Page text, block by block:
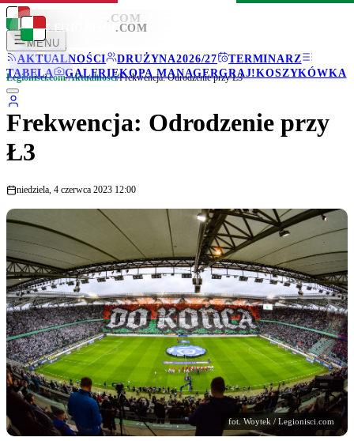
LEGIONISCI .COM
MENU
AKTUALNOŚCI
DRUŻYNA2026/27
TERMINARZ
TABELA
GALERIEKOPA MANAGERGRAJ!KOSZYKÓWKA
LEGIONISCI .COM
Legionisci.com/Aktualności/Frekwencja: Odrodzenie przy Ł3
Frekwencja: Odrodzenie przy
Ł3
niedziela, 4 czerwca 2023 12:00
fot. Woytek / Legionisci.com